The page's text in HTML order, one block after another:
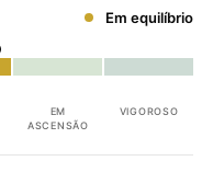
Em equilíbrio
EM
ASCENSÃO
VIGOROSO